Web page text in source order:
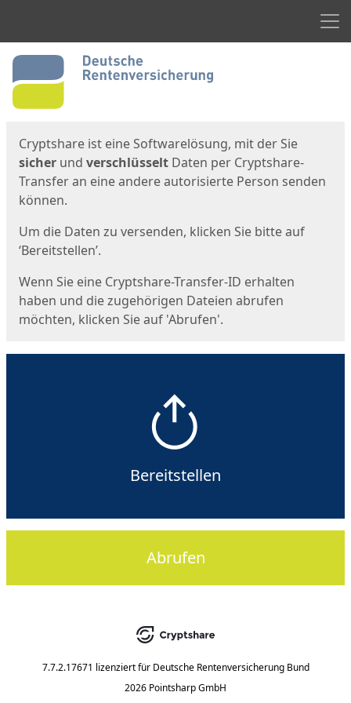
Start
Cryptshare ist eine Softwarelösung, mit der Sie
sicher und verschlüsselt Daten per Cryptshare-
Transfer an eine andere autorisierte Person senden
können.
Um die Daten zu versenden, klicken Sie bitte auf
‘Bereitstellen’.
Wenn Sie eine Cryptshare-Transfer-ID erhalten
haben und die zugehörigen Dateien abrufen
möchten, klicken Sie auf 'Abrufen'.
Bereitstellen
Abrufen
7.7.2.17671 lizenziert für Deutsche Rentenversicherung Bund
2026 Pointsharp GmbH